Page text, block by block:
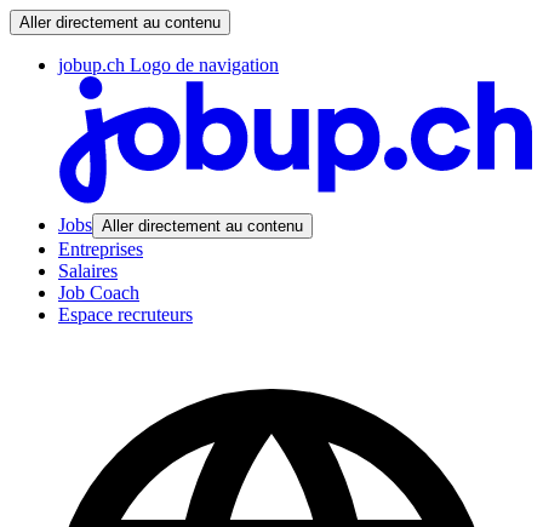
Aller directement au contenu
jobup.ch Logo de navigation
Jobs Aller directement au contenu
Entreprises
Salaires
Job Coach
Espace recruteurs